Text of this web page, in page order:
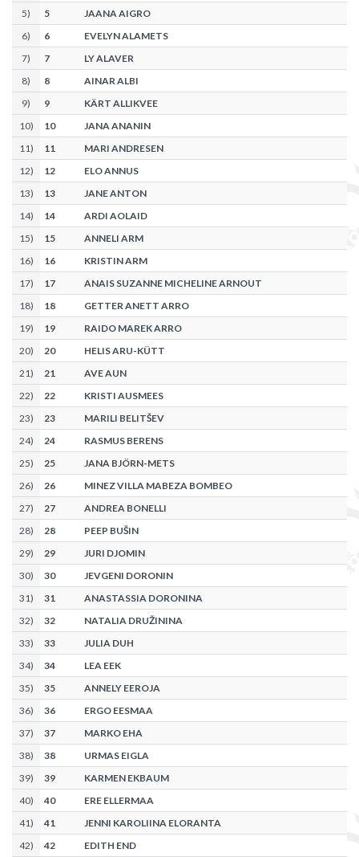
5) 5
JAANA AIGRO
6) 6
EVELYN ALAMETS
7) 7
LY ALAVER
8) 8
AINAR ALBI
9) 9
KÄRT ALLIKVEE
10) 10
JANA ANANIN
11) 11
MARI ANDRESEN
12) 12
ELO ANNUS
13) 13
JANE ANTON
14) 14
ARDI AOLAID
15) 15
ANNELI ARM
16) 16
KRISTIN ARM
17) 17
ANAIS SUZANNE MICHELINE ARNOUT
18) 18
GETTER ANETT ARRO
19) 19
RAIDO MAREK ARRO
20) 20
HELIS ARU-KÜTT
21) 21
AVE AUN
22) 22
KRISTI AUSMEES
23) 23
MARILI BELITŠEV
24) 24
RASMUS BERENS
25) 25
JANA BJÖRN-METS
26) 26
MINEZ VILLA MABEZA BOMBEO
27) 27
ANDREA BONELLI
28) 28
PEEP BUŠIN
29) 29
JURI DJOMIN
30) 30
JEVGENI DORONIN
31) 31
ANASTASSIA DORONINA
32) 32
NATALIA DRUŽININA
33) 33
JULIA DUH
34) 34
LEA EEK
35) 35
ANNELY EEROJA
36) 36
ERGO EESMAA
37) 37
MARKO EHA
38) 38
URMAS EIGLA
39) 39
KARMEN EKBAUM
40) 40
ERE ELLERMAA
41) 41
JENNI KAROLIINA ELORANTA
42) 42
EDITH END